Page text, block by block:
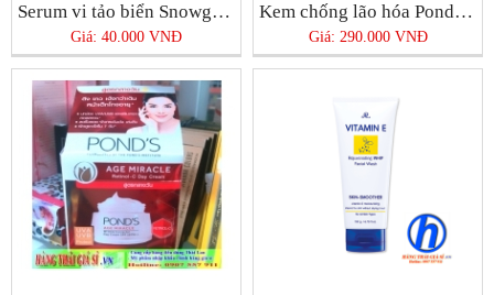
Serum vi tảo biển Snowgirl Thái Lan
Giá: 40.000 VNĐ
Kem chống lão hóa Pond’s Age Miracle Night Cream
Giá: 290.000 VNĐ